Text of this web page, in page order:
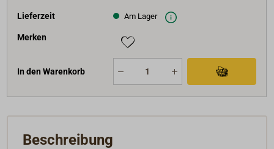
Lieferzeit Am Lager
Merken
In den Warenkorb
Beschreibung